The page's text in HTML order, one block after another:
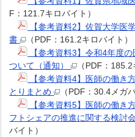
F：121.7キロバイト）
【参考資料2】佐賀大学医
書
（PDF：161.2キロバイト）
【参考資料3】令和4年度
ついて（通知）
（PDF：185.2
【参考資料4】医師の働き
とりまとめ
（PDF：30.4メガ
【参考資料5】医師の働き
フトシェアの推進に関する検討
バイト）